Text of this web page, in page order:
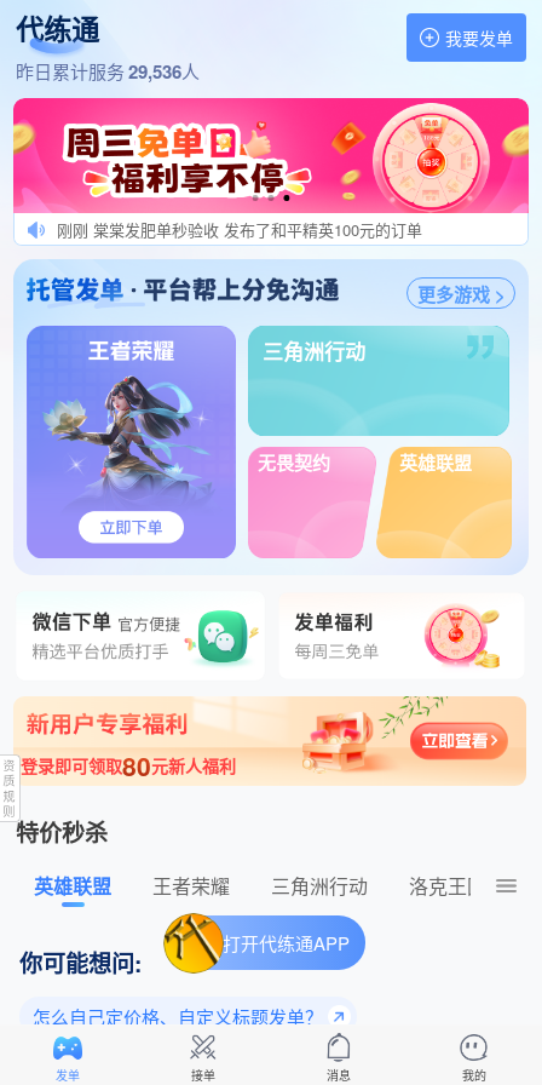
代练通
昨日累计服务29,536人
我要发单
打开代练通APP
找代练,做代练 就上代练通
刚刚 飞一样的感觉陪玩 发布了三角洲行动320元的订单
刚刚 优选订单秒验收 发布了王者荣耀160元的订单
刚刚 只发优质单，科技勿扰 发布了三角洲行动320元的订单
刚刚 棠棠发肥单秒验收 发布了和平精英100元的订单
刚刚 die die 发布了王者荣耀729元的订单
刚刚 一土它小木登子 发布了三角洲行动100元的订单
刚刚 老玩家，来牛批打手 发布了王者荣耀130元的订单
刚刚 热爱发单秒验收 发布了王者荣耀200元的订单
刚刚 Nature发单 发布了三角洲行动360元的订单
刚刚 念念发单秒上号 发布了王者荣耀150元的订单
刚刚 小硕发肥单秒验收 发布了王者荣耀193元的订单
刚刚 打完当天就结算 发布了王者荣耀140元的订单
1分钟前 必须给你结算快 发布了鸣潮300元的订单
1分钟前 优质发单私家好单 发布了王者荣耀140元的订单
1分钟前 狄仁杰秒介入效率秒结 发布了王者荣耀130元的订单
1分钟前 秒结优质订单。 发布了三角洲行动160元的订单
1分钟前 帅的一塌糊涂丶 发布了王者荣耀134元的订单
更多游戏 >
三角洲行动
无畏契约 英雄联盟
登录即可领取80元新人福利
特价秒杀
英雄联盟 王者荣耀 三角洲行动 洛克王国：世
你可能想问:
怎么自己定价格、自定义标题发单？
为什么老玩家都选择平台下单？
发单 接单 消息 我的